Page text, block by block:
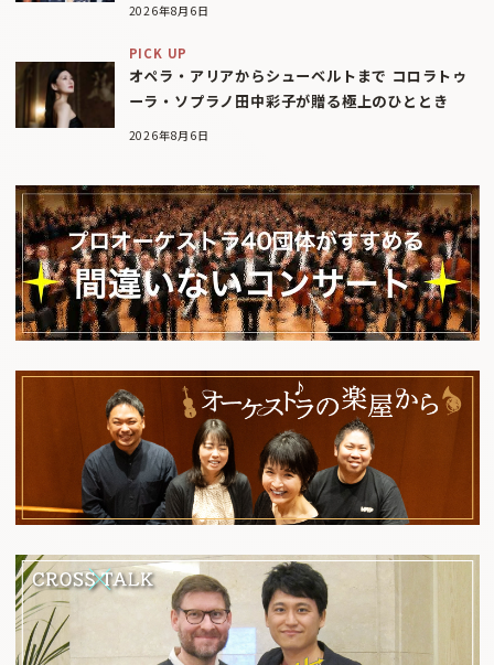
2026年8月6日
PICK UP
オペラ・アリアからシューベルトまで コロラトゥ
ーラ・ソプラノ田中彩子が贈る極上のひととき
2026年8月6日